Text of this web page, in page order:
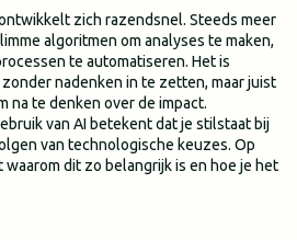
zich razendsnel. Steeds meer
algoritmen om analyses te maken,
te automatiseren. Het is
nadenken in te zetten, maar juist
na te denken over de impact.
van AI betekent dat je stilstaat bij
van technologische keuzes. Op
dit zo belangrijk is en hoe je het